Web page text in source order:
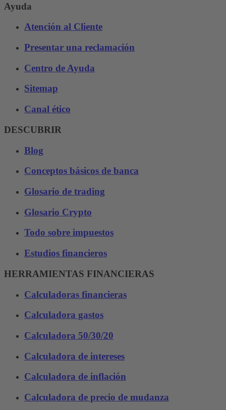
Ayuda
Atención al Cliente
Presentar una reclamación
Centro de Ayuda
Sitemap
Canal ético
DESCUBRIR
Blog
Conceptos básicos de banca
Glosario de trading
Glosario Crypto
Todo sobre impuestos
Estudios financieros
HERRAMIENTAS FINANCIERAS
Calculadoras financieras
Calculadora gastos
Calculadora 50/30/20
Calculadora de intereses
Calculadora de inflación
Calculadora de precio de mudanza